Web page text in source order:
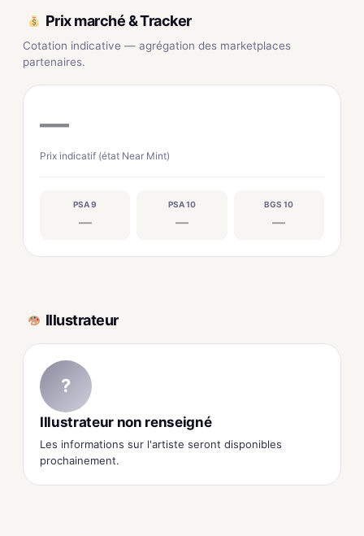
Prix marché & Tracker
Cotation indicative — agrégation des marketplaces
partenaires.
—
Prix indicatif (état Near Mint)
PSA 9
—
PSA 10
—
BGS 10
—
Illustrateur
?
Illustrateur non renseigné
Les informations sur l'artiste seront disponibles
prochainement.